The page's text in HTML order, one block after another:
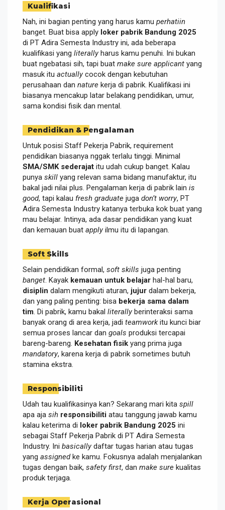
Kualifikasi
Nah, ini bagian penting yang harus kamu perhatiin
banget. Buat bisa apply loker pabrik Bandung 2025
di PT Adira Semesta Industry ini, ada beberapa
kualifikasi yang literallyharus kamu penuhi. Ini bukan
buat ngebatasi sih, tapi buat make sure applicant yang
masuk itu actuallycocok dengan kebutuhan
perusahaan dan nature kerja di pabrik. Kualifikasi ini
biasanya mencakup latar belakang pendidikan, umur,
sama kondisi fisik dan mental.
Pendidikan & Pengalaman
Untuk posisi Staff Pekerja Pabrik, requirement
pendidikan biasanya nggak terlalu tinggi. Minimal
SMA/SMK sederajat itu udah cukup banget. Kalau
punya skill yang relevan sama bidang manufaktur, itu
bakal jadi nilai plus. Pengalaman kerja di pabrik lain is
good, tapi kalau fresh graduate juga don’t worry, PT
Adira Semesta Industry katanya terbuka kok buat yang
mau belajar. Intinya, ada dasar pendidikan yang kuat
dan kemauan buat applyilmu itu di lapangan.
Soft Skills
Selain pendidikan formal, soft skills juga penting
banget . Kayak kemauan untuk belajar hal-hal baru,
disiplin dalam mengikuti aturan, jujur dalam bekerja,
dan yang paling penting: bisa bekerja sama dalam
tim . Di pabrik, kamu bakal literallyberinteraksi sama
banyak orang di area kerja, jadi teamworkitu kunci biar
semua proses lancar dan goals produksi tercapai
bareng-bareng. Kesehatan fisik yang prima juga
mandatory, karena kerja di pabrik sometimes butuh
stamina ekstra.
Responsibiliti
Udah tau kualifikasinya kan? Sekarang mari kita spill
apa aja sih responsibiliti atau tanggung jawab kamu
kalau keterima di loker pabrik Bandung 2025 ini
sebagai Staff Pekerja Pabrik di PT Adira Semesta
Industry. Ini basicallydaftar tugas harian atau tugas
yang assignedke kamu. Fokusnya adalah menjalankan
tugas dengan baik, safety first, dan make sure kualitas
produk terjaga.
Kerja Operasional